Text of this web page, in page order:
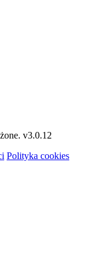
v3.0.12
Polityka cookies